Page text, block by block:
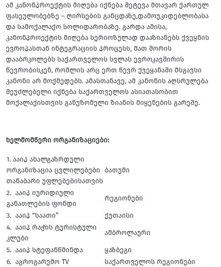
ამ კანონპროექტის მიღება იქნება შეტევა მთავარ ქართულ
ფასეულობებზე – ღირსების განცდაზე,დამოუკიდებლობასა
და სამოქალაქო სოლიდარობაზე. გარდა ამისა,
კანონპროექტის მიღება სერიოზულად დააზიანებს ქვეყნის
ევროპასთან ინტეგრაციის პროცესს, მათ შორის
დააბრკოლებს საქართველოს სვლას ევროკავშირის
წევრობისკენ, რომლის არც ერთ წევრ ქვეყანაში მსგავსი
კანონი არ მოქმედებს. ამასთანავე, ამ კანონის აღსრულება
შეუძლებელი იქნება საქართველოს ასიათასობით
მოქალაქისთვის განუზომელი ზიანის მიყენების გარეშე.
ხელმომწერი ორგანიზაციები:
1. ააიპ ახალგაზრდული
ორგანიზაცია ცვლილებები
თანაბარი უფლებებისათვის
ბათუმი
2. ააიპ იურიდიული
განათლების ფონდი
რეგიონები
3. ააიპ “საათი”
ქუთაისი
4. ააიპ რაჭის ტურისტული
კლუბი
ამბროლაური
5. ააიპ სტეფანწმინდა
ყაზბეგი
6. აგროგარემო TV
საქართველოს რეგიონები